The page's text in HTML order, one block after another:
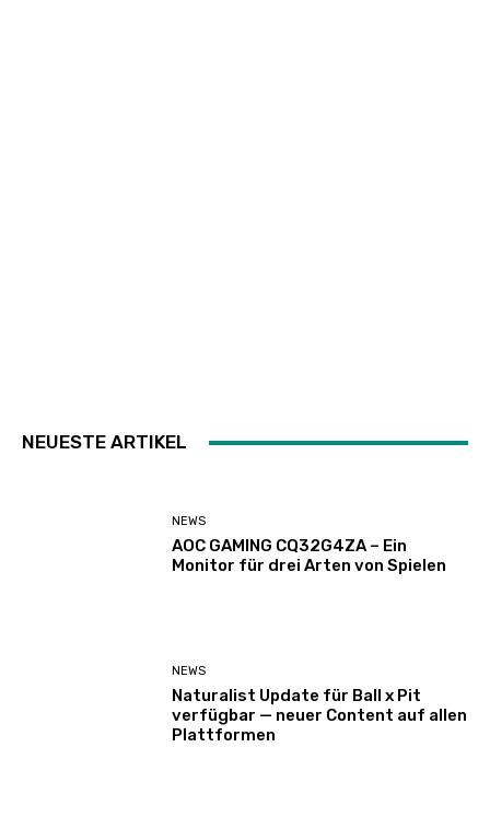
NEUESTE ARTIKEL
NEWS
AOC GAMING CQ32G4ZA – Ein
Monitor für drei Arten von Spielen
NEWS
Naturalist Update für Ball x Pit
verfügbar — neuer Content auf allen
Plattformen